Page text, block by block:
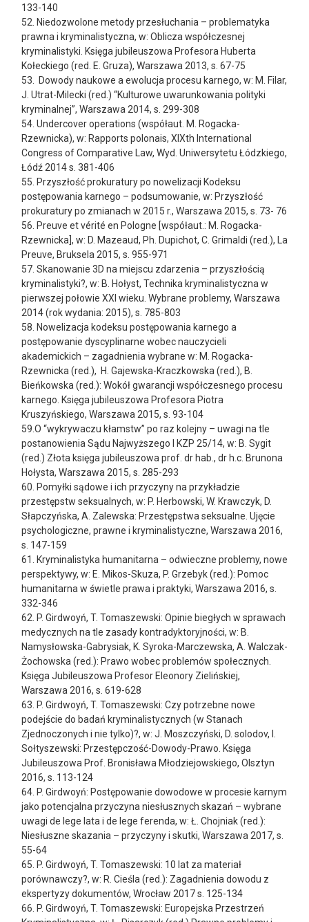
133-140
52. Niedozwolone metody przesłuchania – problematyka
prawna i kryminalistyczna, w: Oblicza współczesnej
kryminalistyki. Księga jubileuszowa Profesora Huberta
Kołeckiego (red. E. Gruza), Warszawa 2013, s. 67-75
53. Dowody naukowe a ewolucja procesu karnego, w: M. Filar,
J. Utrat-Milecki (red.) “Kulturowe uwarunkowania polityki
kryminalnej”, Warszawa 2014, s. 299-308
54. Undercover operations (współaut. M. Rogacka-
Rzewnicka), w: Rapports polonais, XIXth International
Congress of Comparative Law, Wyd. Uniwersytetu Łódzkiego,
Łódź 2014 s. 381-406
55. Przyszłość prokuratury po nowelizacji Kodeksu
postępowania karnego – podsumowanie, w: Przyszłość
prokuratury po zmianach w 2015 r., Warszawa 2015, s. 73- 76
56. Preuve et vérité en Pologne [współaut.: M. Rogacka-
Rzewnicka], w: D. Mazeaud, Ph. Dupichot, C. Grimaldi (red.), La
Preuve, Bruksela 2015, s. 955-971
57. Skanowanie 3D na miejscu zdarzenia – przyszłością
kryminalistyki?, w: B. Hołyst, Technika kryminalistyczna w
pierwszej połowie XXI wieku. Wybrane problemy, Warszawa
2014 (rok wydania: 2015), s. 785-803
58. Nowelizacja kodeksu postępowania karnego a
postępowanie dyscyplinarne wobec nauczycieli
akademickich – zagadnienia wybrane w: M. Rogacka-
Rzewnicka (red.), H. Gajewska-Kraczkowska (red.), B.
Bieńkowska (red.): Wokół gwarancji współczesnego procesu
karnego. Księga jubileuszowa Profesora Piotra
Kruszyńskiego, Warszawa 2015, s. 93-104
59.O “wykrywaczu kłamstw” po raz kolejny – uwagi na tle
postanowienia Sądu Najwyższego I KZP 25/14, w: B. Sygit
(red.) Złota księga jubileuszowa prof. dr hab., dr h.c. Brunona
Hołysta, Warszawa 2015, s. 285-293
60. Pomyłki sądowe i ich przyczyny na przykładzie
przestępstw seksualnych, w: P. Herbowski, W. Krawczyk, D.
Słapczyńska, A. Zalewska: Przestępstwa seksualne. Ujęcie
psychologiczne, prawne i kryminalistyczne, Warszawa 2016,
s. 147-159
61. Kryminalistyka humanitarna – odwieczne problemy, nowe
perspektywy, w: E. Mikos-Skuza, P. Grzebyk (red.): Pomoc
humanitarna w świetle prawa i praktyki, Warszawa 2016, s.
332-346
62. P. Girdwoyń, T. Tomaszewski: Opinie biegłych w sprawach
medycznych na tle zasady kontradyktoryjności, w: B.
Namysłowska-Gabrysiak, K. Syroka-Marczewska, A. Walczak-
Żochowska (red.): Prawo wobec problemów społecznych.
Księga Jubileuszowa Profesor Eleonory Zielińskiej,
Warszawa 2016, s. 619-628
63. P. Girdwoyń, T. Tomaszewski: Czy potrzebne nowe
podejście do badań kryminalistycznych (w Stanach
Zjednoczonych i nie tylko)?, w: J. Moszczyński, D. solodov, I.
Sołtyszewski: Przestępczość-Dowody-Prawo. Księga
Jubileuszowa Prof. Bronisława Młodziejowskiego, Olsztyn
2016, s. 113-124
64. P. Girdwoyń: Postępowanie dowodowe w procesie karnym
jako potencjalna przyczyna niesłusznych skazań – wybrane
uwagi de lege lata i de lege ferenda, w: Ł. Chojniak (red.):
Niesłuszne skazania – przyczyny i skutki, Warszawa 2017, s.
55-64
65. P. Girdwoyń, T. Tomaszewski: 10 lat za materiał
porównawczy?, w: R. Cieśla (red.): Zagadnienia dowodu z
ekspertyzy dokumentów, Wrocław 2017 s. 125-134
66. P. Girdwoyń, T. Tomaszewski: Europejska Przestrzeń